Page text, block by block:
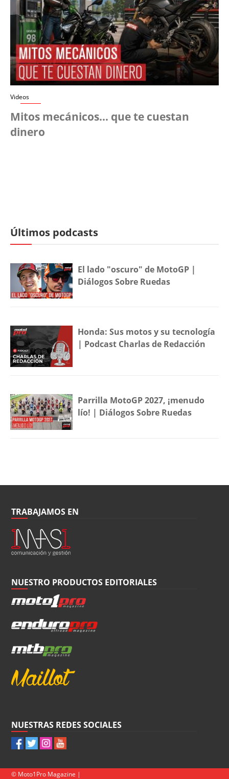
Videos
Mitos mecánicos… que te cuestan
dinero
Últimos podcasts
El lado "oscuro" de MotoGP |
Diálogos Sobre Ruedas
Honda: Sus motos y su tecnología
| Podcast Charlas de Redacción
Parrilla MotoGP 2027, ¡menudo
lío! | Diálogos Sobre Ruedas
TRABAJAMOS EN
NUESTRO PRODUCTOS EDITORIALES
NUESTRAS REDES SOCIALES
© Moto1Pro Magazine |